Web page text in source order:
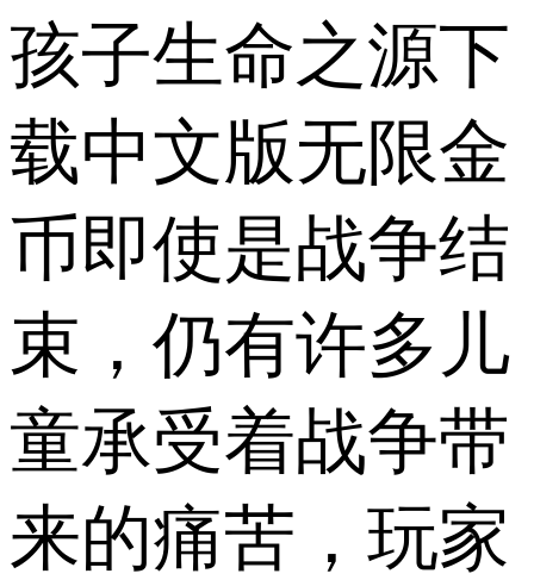
孩子生命之源下
载中文版无限金
币即使是战争结
束，仍有许多儿
童承受着战争带
来的痛苦，玩家